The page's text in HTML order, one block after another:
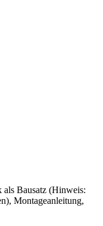
Bausatz (Hinweis:
Montageanleitung,